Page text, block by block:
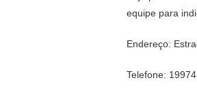
equipe para
Endereço:
Telefone: